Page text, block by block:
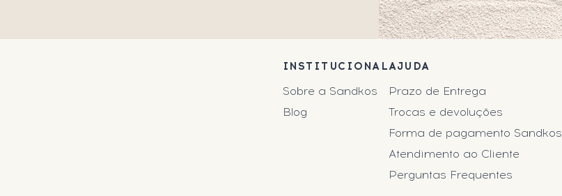
INSTITUCIONAL
Sobre a Sandkos
Blog
AJUDA
Prazo de Entrega
Trocas e devoluções
Forma de pagamento Sandkos
Atendimento ao Cliente
Perguntas Frequentes